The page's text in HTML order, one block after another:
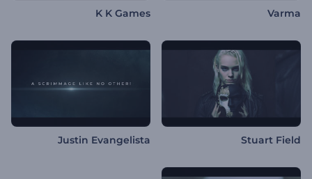
Varma
K K Games
Stuart Field
Justin Evangelista